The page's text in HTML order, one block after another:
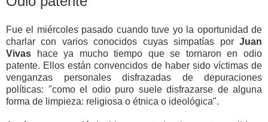
Fue el miércoles pasado cuando tuve yo la oportunidad de
charlar con varios conocidos cuyas simpatías por Juan
Vivas hace ya mucho tiempo que se tornaron en odio
patente. Ellos están convencidos de haber sido víctimas de
venganzas personales disfrazadas de depuraciones
políticas: "como el odio puro suele disfrazarse de alguna
forma de limpieza: religiosa o étnica o ideológica".